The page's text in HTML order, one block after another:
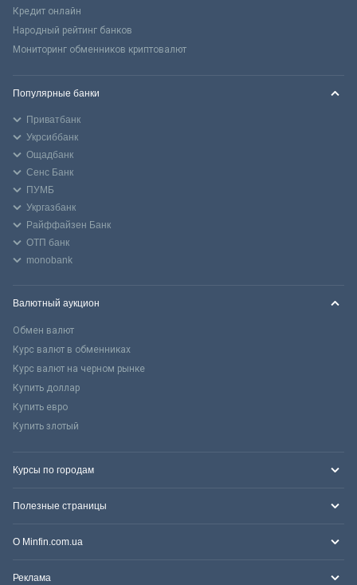
Кредит онлайн
Народный рейтинг банков
Мониторинг обменников криптовалют
Популярные банки
Приватбанк
Укрсиббанк
Ощадбанк
Сенс Банк
ПУМБ
Укргазбанк
Райффайзен Банк
ОТП банк
monobank
Валютный аукцион
Обмен валют
Курс валют в обменниках
Курс валют на черном рынке
Купить доллар
Купить евро
Купить злотый
Курсы по городам
Полезные страницы
О Minfin.com.ua
Реклама